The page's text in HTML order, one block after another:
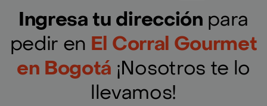
Ingresa tu dirección para
pedir en El Corral Gourmet
en Bogotá ¡Nosotros te lo
llevamos!